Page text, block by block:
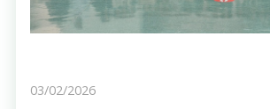
03/02/2026